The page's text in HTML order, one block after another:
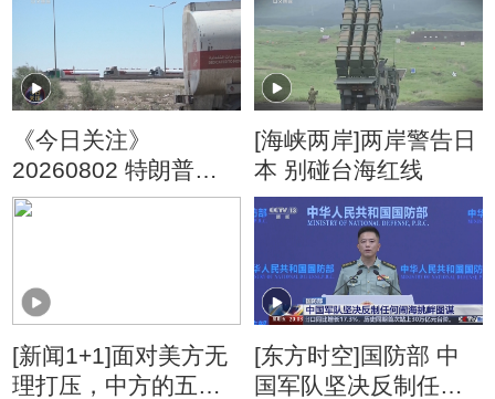
《今日关注》
20260802 特朗普叫
停“最大规模”打击 伊
[海峡两岸]两岸警告日
本 别碰台海红线
[新闻1+1]面对美方无
理打压，中方的五项
[东方时空]国防部 中
国军队坚决反制任何